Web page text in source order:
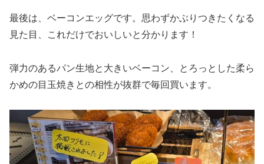
最後は、ベーコンエッグです。思わずかぶりつきたくなる
見た目、これだけでおいしいと分かります！
弾力のあるパン生地と大きいベーコン、とろっとした柔ら
かめの目玉焼きとの相性が抜群で毎回買います。